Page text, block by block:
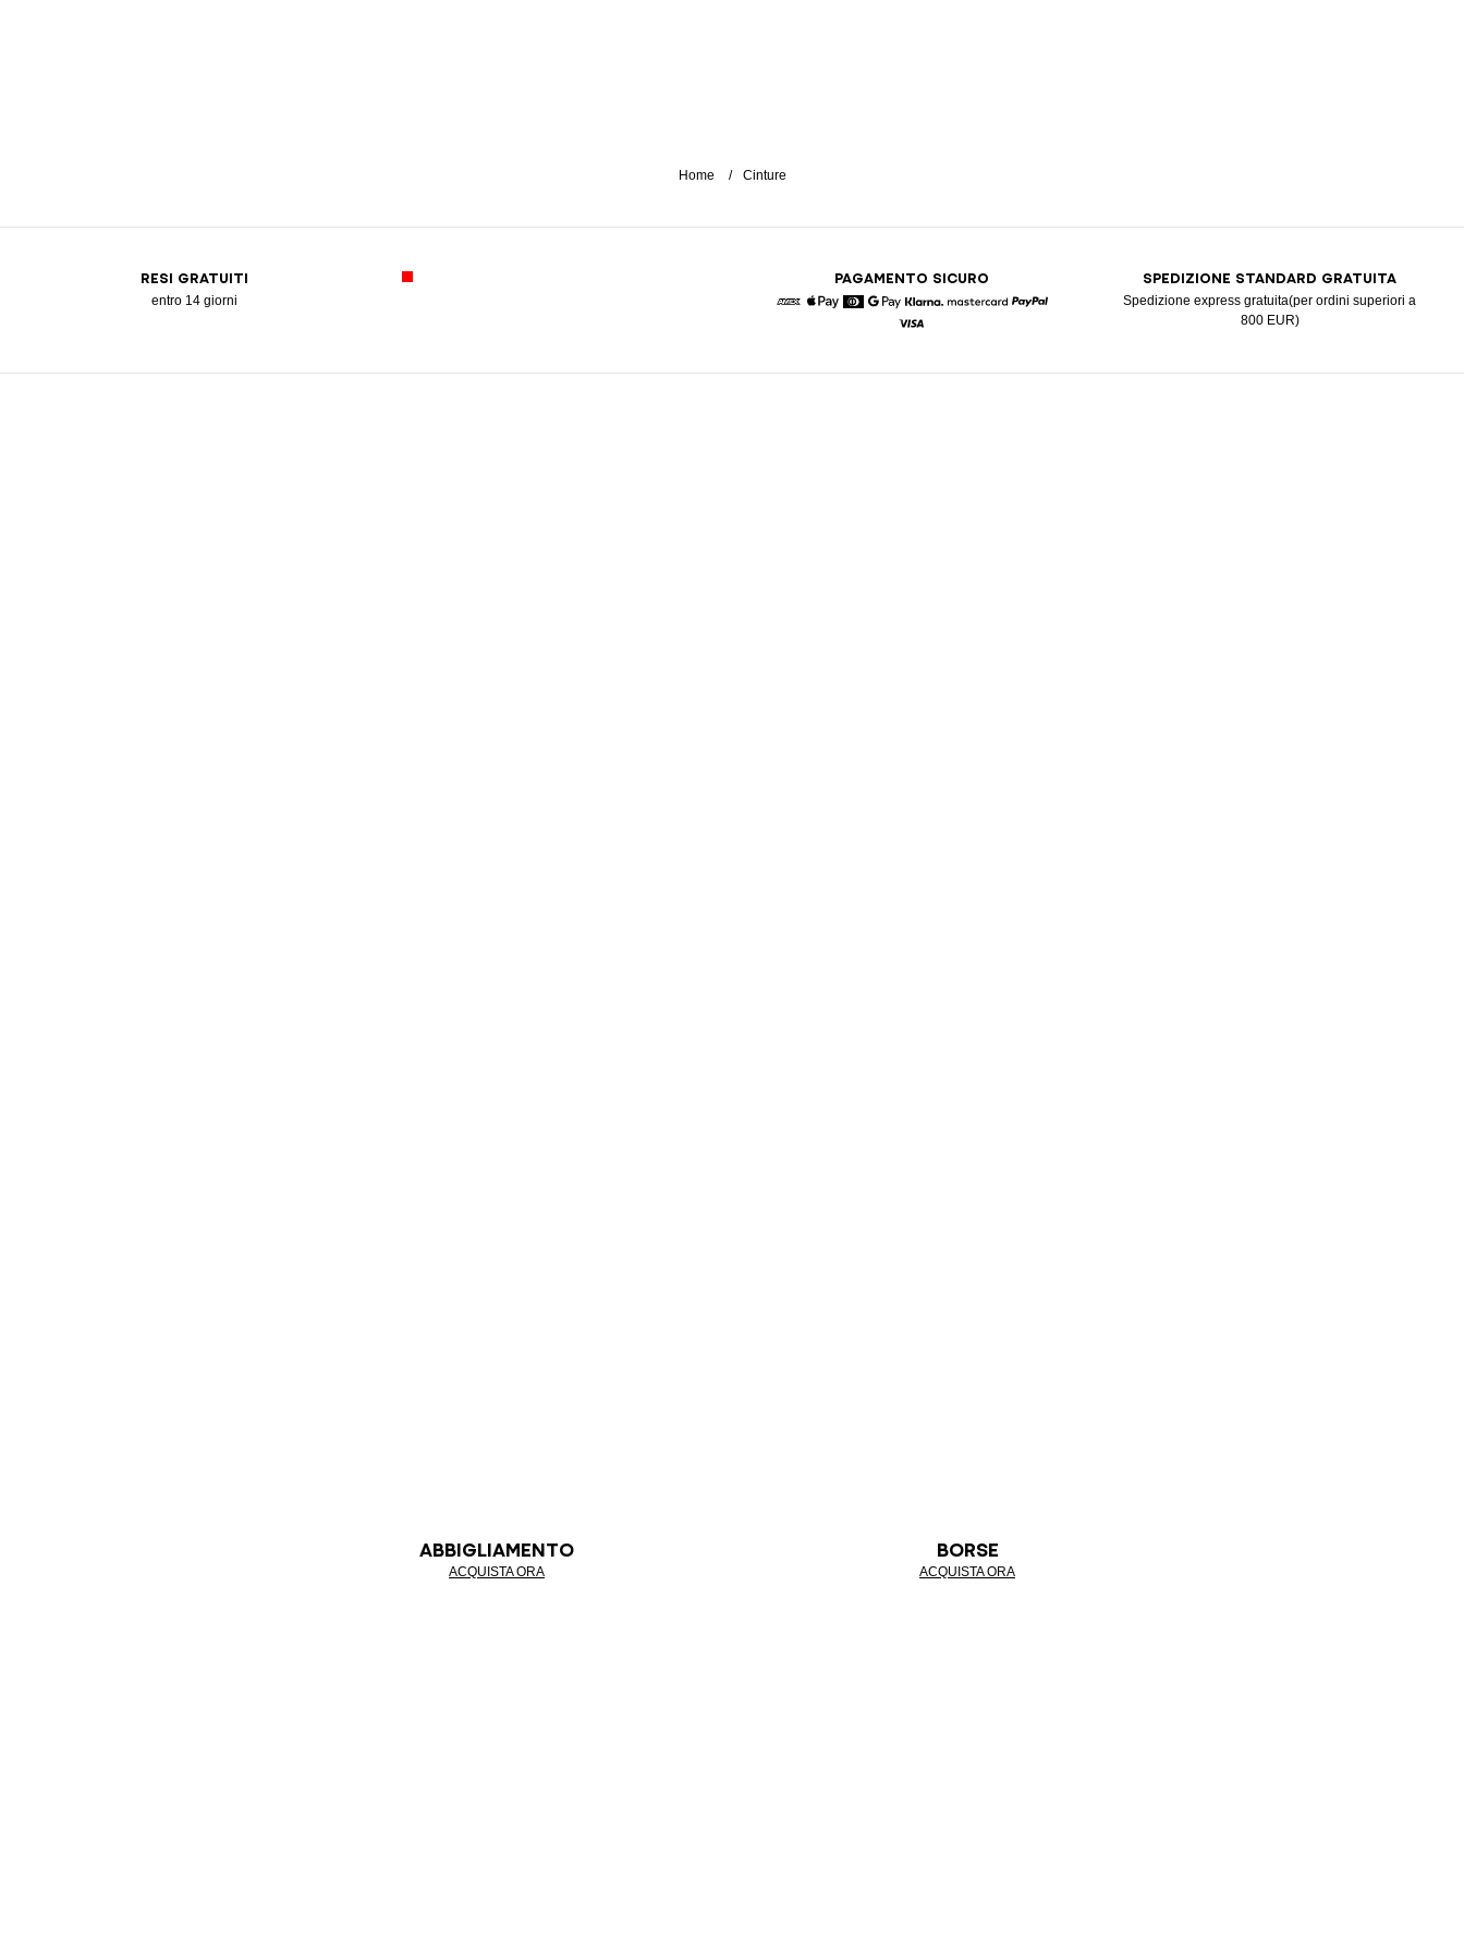
Home Cinture
RESI GRATUITI
entro 14 giorni
PAGAMENTO SICURO
Google Pay
Klarna
SPEDIZIONE STANDARD GRATUITA
Spedizione express gratuita(per ordini superiori a
800 EUR)
ABBIGLIAMENTO
ACQUISTA ORA
BORSE
ACQUISTA ORA